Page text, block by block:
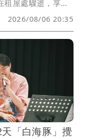
屋處驟逝，享年
堂連3天開放供親友
，他穿著白色上
，令人無限懷念。
在母親節時，用這
母親節快樂，如今
2026/08/06 20:35
「白海豚」攪